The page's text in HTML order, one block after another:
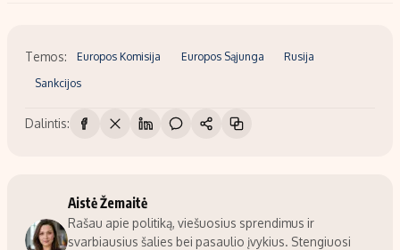
Temos: Europos Komisija Europos Sąjunga Rusija
Sankcijos
Dalintis:
Aistė Žemaitė
Rašau apie politiką, viešuosius sprendimus ir
svarbiausius šalies bei pasaulio įvykius. Stengiuosi